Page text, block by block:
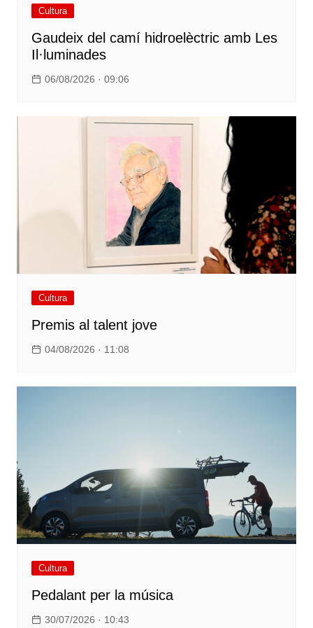
Cultura
Gaudeix del camí hidroelèctric amb Les
Il·luminades
06/08/2026 · 09:06
Cultura
Premis al talent jove
04/08/2026 · 11:08
Cultura
Pedalant per la música
30/07/2026 · 10:43